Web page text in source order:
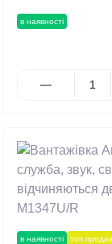
в наявності
в наявності топ